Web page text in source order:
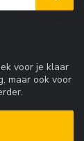
voor je klaar
maar ook voor